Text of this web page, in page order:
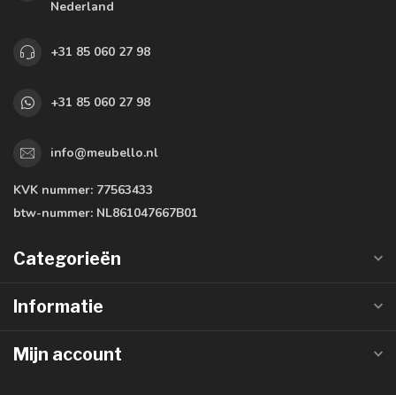
Nederland
+31 85 060 27 98
+31 85 060 27 98
info@meubello.nl
KVK nummer: 77563433
btw-nummer: NL861047667B01
Categorieën
Informatie
Mijn account